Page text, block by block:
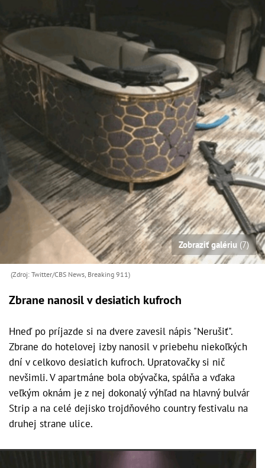
Zobraziť galériu (7)
(Zdroj: Twitter/CBS News, Breaking 911)
Zbrane nanosil v desiatich kufroch
Hneď po príjazde si na dvere zavesil nápis "Nerušiť".
Zbrane do hotelovej izby nanosil v priebehu niekoľkých
dní v celkovo desiatich kufroch. Upratovačky si nič
nevšimli. V apartmáne bola obývačka, spálňa a vďaka
veľkým oknám je z nej dokonalý výhľad na hlavný bulvár
Strip a na celé dejisko trojdňového country festivalu na
druhej strane ulice.